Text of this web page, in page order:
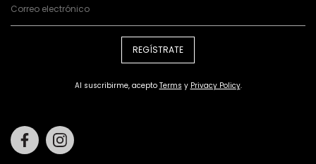
REGÍSTRATE
Al suscribirme, acepto Terms y Privacy Policy.
Facebook